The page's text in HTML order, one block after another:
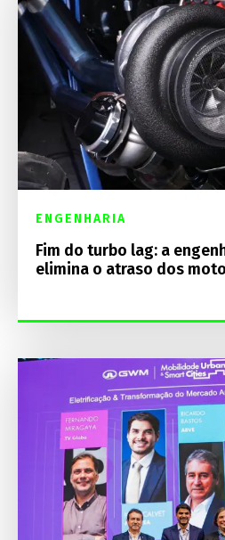
ENGENHARIA
Fim do turbo lag: a
elimina o atraso dos